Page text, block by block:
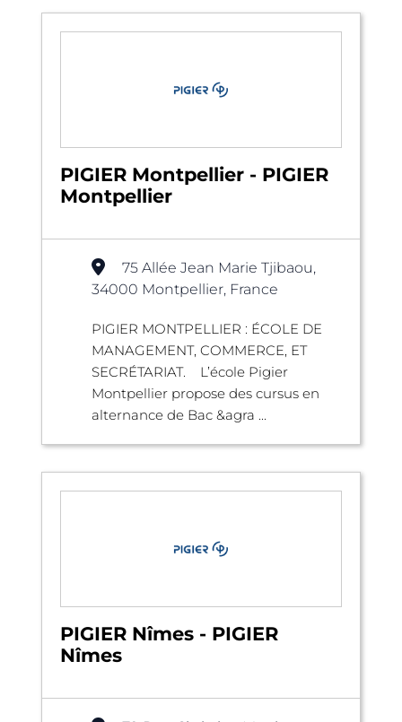
PIGIER Montpellier - PIGIER
Montpellier
75 Allée Jean Marie Tjibaou,
34000 Montpellier, France
PIGIER MONTPELLIER : ÉCOLE DE
MANAGEMENT, COMMERCE, ET
SECRÉTARIAT. L’école Pigier
Montpellier propose des cursus en
alternance de Bac &agra ...
PIGIER Nîmes - PIGIER
Nîmes